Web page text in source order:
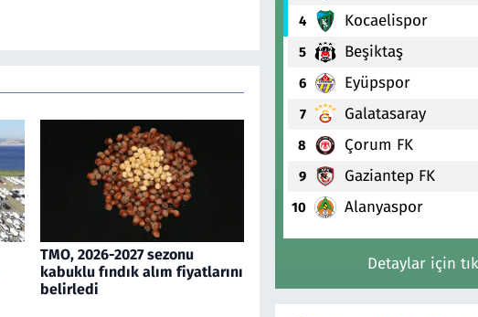
TMO, 2026-2027 sezonu
kabuklu fındık alım fiyatlarını
belirledi
4 Kocaelispor
5 Beşiktaş
6 Eyüpspor
7 Galatasaray
8 Çorum FK
9 Gaziantep FK
10 Alanyaspor
Detaylar için